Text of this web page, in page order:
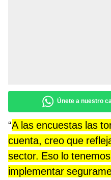
Únete a nuestro
“A las encuestas las
cuenta, creo que
sector. Eso lo
implementar